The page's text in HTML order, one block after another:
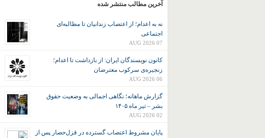
آخرین مطالب منتشر شده
نه به اعدام؛ از اعتصاب زندانیان تا مطالبه‌ای
اجتماعی
07 AUG 2026
کانون نويسندگان ايران: از بازداشت تا اعدام؛
زنجیره‌ی سرکوب معترضان
06 AUG 2026
گزارش ماهانه؛ نگاهی اجمالی به وضعیت حقوق
بشر – تیر ماه ۱۴۰۵
02 AUG 2026
پایان مشروط اعتصاب گسترده در قزل‌حصار پس از